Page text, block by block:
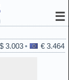
☰
$ 3.003 € 3.464